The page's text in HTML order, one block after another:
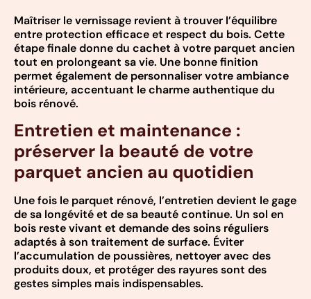
Maîtriser le vernissage revient à trouver l’équilibre
entre protection efficace et respect du bois. Cette
étape finale donne du cachet à votre parquet ancien
tout en prolongeant sa vie. Une bonne finition
permet également de personnaliser votre ambiance
intérieure, accentuant le charme authentique du
bois rénové.
Entretien et maintenance :
préserver la beauté de votre
parquet ancien au quotidien
Une fois le parquet rénové, l’entretien devient le gage
de sa longévité et de sa beauté continue. Un sol en
bois reste vivant et demande des soins réguliers
adaptés à son traitement de surface. Éviter
l’accumulation de poussières, nettoyer avec des
produits doux, et protéger des rayures sont des
gestes simples mais indispensables.